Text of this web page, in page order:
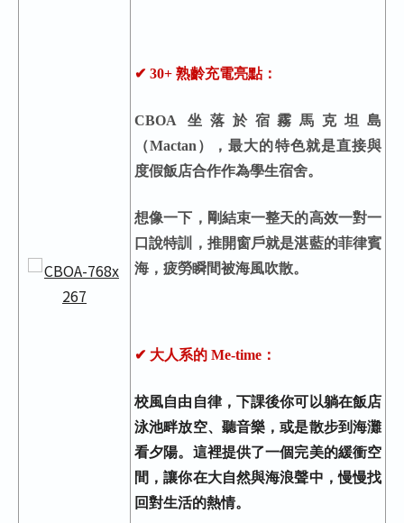
✔ 30+ 熟齡充電亮點：
CBOA 坐落於宿霧馬克坦島
（Mactan），最大的特色就是直接與
度假飯店合作作為學生宿舍。
想像一下，剛結束一整天的高效一對一
口說特訓，推開窗戶就是湛藍的菲律賓
海，疲勞瞬間被海風吹散。
✔ 大人系的 Me-time ：
校風自由自律，下課後你可以躺在飯店
泳池畔放空、聽音樂，或是散步到海灘
看夕陽。這裡提供了一個完美的緩衝空
間，讓你在大自然與海浪聲中，慢慢找
回對生活的熱情。